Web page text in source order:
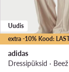
extra -10% Kood:
Uudis
adidas